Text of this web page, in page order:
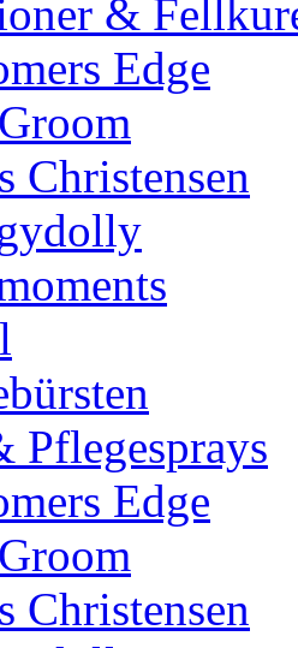
&
Edge
Christensen
Pflegesprays
Edge
Christensen